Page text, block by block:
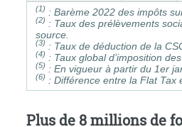
(1) : Barème 2022 des impôts
(2) : Taux des prélèvements
source.
(3) : Taux de déduction de la
(4) : Taux global d’imposition
(5) : En vigueur à partir du 1er
(6) : Différence entre la Flat Tax
Plus de 8 millions de